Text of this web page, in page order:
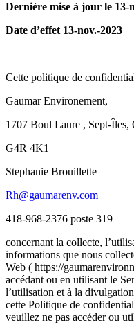
Dernière mise à jour le 13-
Date d’effet 13-nov.-2023
Cette politique de
Gaumar Environement,
1707 Boul Laure , Sept-Îles,
G4R 4K1
Stephanie Brouillette
Rh@gaumarenv.com
418-968-2376 poste 319
concernant la collecte,
informations que nous
Web ( https://
accédant ou en utilisant le
l’utilisation et à la
cette Politique de
veuillez ne pas accéder ou